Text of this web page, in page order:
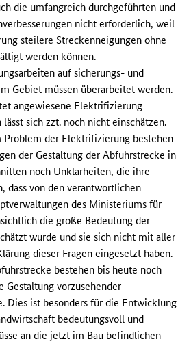
die umfangreich durchgeführten und
nicht erforderlich, weil
steilere Streckenneigungen ohne
werden können.
auf sicherungs- und
Gebiet müssen überarbeitet werden.
angewiesene Elektrifizierung
lässt sich zzt. noch nicht einschätzen.
Problem der Elektrifizierung bestehen
der Gestaltung der Abfuhrstrecke in
noch Unklarheiten, die ihre
dass von den verantwortlichen
des Ministeriums für
die große Bedeutung der
wurde und sie sich nicht mit aller
dieser Fragen eingesetzt haben.
bestehen bis heute noch
Gestaltung vorzusehender
Dies ist besonders für die Entwicklung
bedeutungsvoll und
an die jetzt im Bau befindlichen